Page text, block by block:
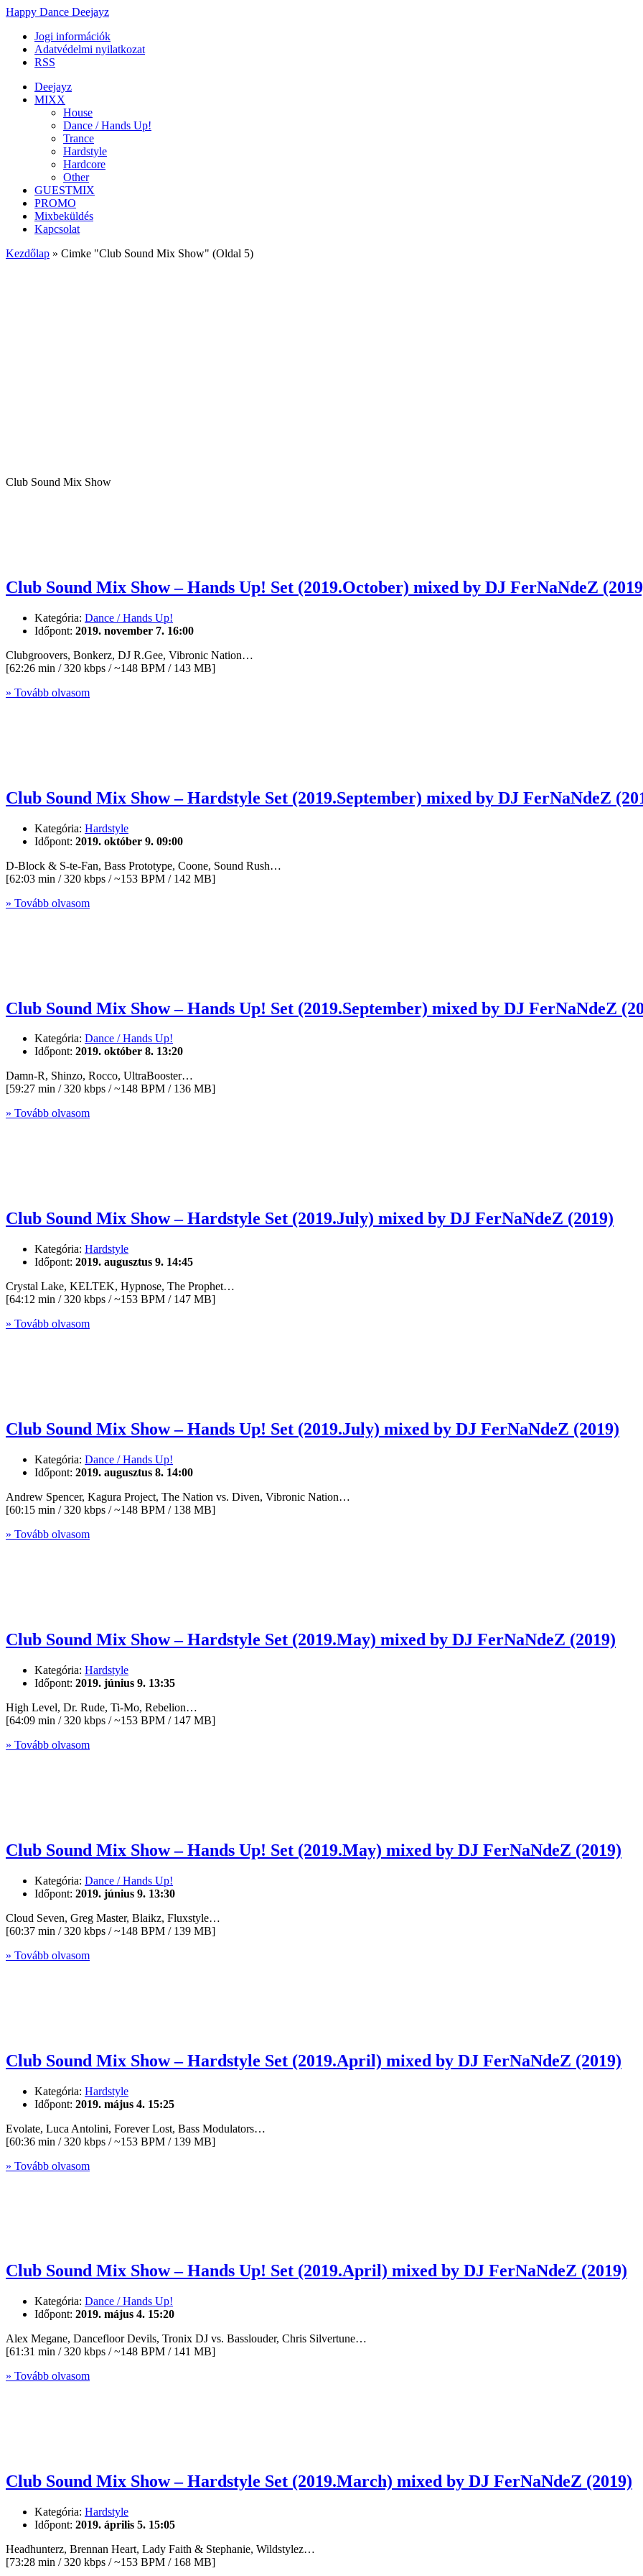
Happy Dance Deejayz
Jogi információk
Adatvédelmi nyilatkozat
RSS
Deejayz
MIXX
House
Dance / Hands Up!
Trance
Hardstyle
Hardcore
Other
GUESTMIX
PROMO
Mixbeküldés
Kapcsolat
Kezdőlap » Cimke "Club Sound Mix Show" (Oldal 5)
Club Sound Mix Show
Club Sound Mix Show – Hands Up! Set (2019.October) mixed by DJ FerNaNdeZ
Kategória: Dance / Hands Up!
Időpont: 2019. november 7. 16:00
Clubgroovers, Bonkerz, DJ R.Gee, Vibronic Nation…
[62:26 min / 320 kbps / ~148 BPM / 143 MB]
» Tovább olvasom
Club Sound Mix Show – Hardstyle Set (2019.September) mixed by DJ FerNaNdeZ
Kategória: Hardstyle
Időpont: 2019. október 9. 09:00
D-Block & S-te-Fan, Bass Prototype, Coone, Sound Rush…
[62:03 min / 320 kbps / ~153 BPM / 142 MB]
» Tovább olvasom
Club Sound Mix Show – Hands Up! Set (2019.September) mixed by DJ FerNaNdeZ
Kategória: Dance / Hands Up!
Időpont: 2019. október 8. 13:20
Damn-R, Shinzo, Rocco, UltraBooster…
[59:27 min / 320 kbps / ~148 BPM / 136 MB]
» Tovább olvasom
Club Sound Mix Show – Hardstyle Set (2019.July) mixed by DJ FerNaNdeZ (2019)
Kategória: Hardstyle
Időpont: 2019. augusztus 9. 14:45
Crystal Lake, KELTEK, Hypnose, The Prophet…
[64:12 min / 320 kbps / ~153 BPM / 147 MB]
» Tovább olvasom
Club Sound Mix Show – Hands Up! Set (2019.July) mixed by DJ FerNaNdeZ (2019)
Kategória: Dance / Hands Up!
Időpont: 2019. augusztus 8. 14:00
Andrew Spencer, Kagura Project, The Nation vs. Diven, Vibronic Nation…
[60:15 min / 320 kbps / ~148 BPM / 138 MB]
» Tovább olvasom
Club Sound Mix Show – Hardstyle Set (2019.May) mixed by DJ FerNaNdeZ (2019)
Kategória: Hardstyle
Időpont: 2019. június 9. 13:35
High Level, Dr. Rude, Ti-Mo, Rebelion…
[64:09 min / 320 kbps / ~153 BPM / 147 MB]
» Tovább olvasom
Club Sound Mix Show – Hands Up! Set (2019.May) mixed by DJ FerNaNdeZ (2019)
Kategória: Dance / Hands Up!
Időpont: 2019. június 9. 13:30
Cloud Seven, Greg Master, Blaikz, Fluxstyle…
[60:37 min / 320 kbps / ~148 BPM / 139 MB]
» Tovább olvasom
Club Sound Mix Show – Hardstyle Set (2019.April) mixed by DJ FerNaNdeZ (2019)
Kategória: Hardstyle
Időpont: 2019. május 4. 15:25
Evolate, Luca Antolini, Forever Lost, Bass Modulators…
[60:36 min / 320 kbps / ~153 BPM / 139 MB]
» Tovább olvasom
Club Sound Mix Show – Hands Up! Set (2019.April) mixed by DJ FerNaNdeZ (2019)
Kategória: Dance / Hands Up!
Időpont: 2019. május 4. 15:20
Alex Megane, Dancefloor Devils, Tronix DJ vs. Basslouder, Chris Silvertune…
[61:31 min / 320 kbps / ~148 BPM / 141 MB]
» Tovább olvasom
Club Sound Mix Show – Hardstyle Set (2019.March) mixed by DJ FerNaNdeZ (2019)
Kategória: Hardstyle
Időpont: 2019. április 5. 15:05
Headhunterz, Brennan Heart, Lady Faith & Stephanie, Wildstylez…
[73:28 min / 320 kbps / ~153 BPM / 168 MB]